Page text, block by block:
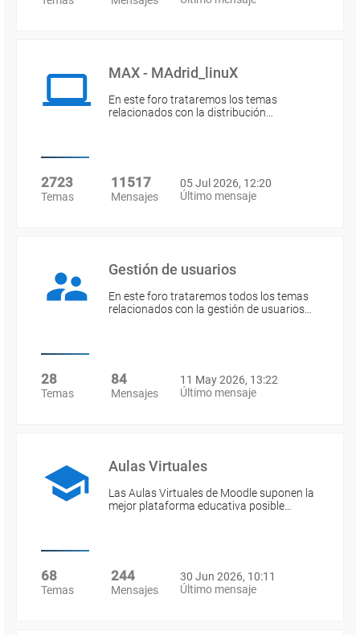
MAX - MAdrid_linuX
En este foro trataremos los temas
relacionados con la distribución…
2723
Temas
11517
Mensajes
05 Jul 2026, 12:20
Último mensaje
Gestión de usuarios
En este foro trataremos todos los temas
relacionados con la gestión de usuarios…
28
Temas
84
Mensajes
11 May 2026, 13:22
Último mensaje
Aulas Virtuales
Las Aulas Virtuales de Moodle suponen la
mejor plataforma educativa posible…
68
Temas
244
Mensajes
30 Jun 2026, 10:11
Último mensaje